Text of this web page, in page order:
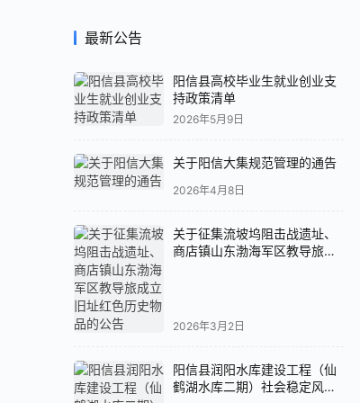
最新公告
阳信县高校毕业生就业创业支
持政策清单
2026年5月9日
关于阳信大集规范管理的通告
2026年4月8日
关于征集流坡坞阻击战遗址、
商店镇山东渤海军区教导旅成
2026年3月2日
阳信县润阳水库建设工程（仙
鹤湖水库二期）社会稳定风险